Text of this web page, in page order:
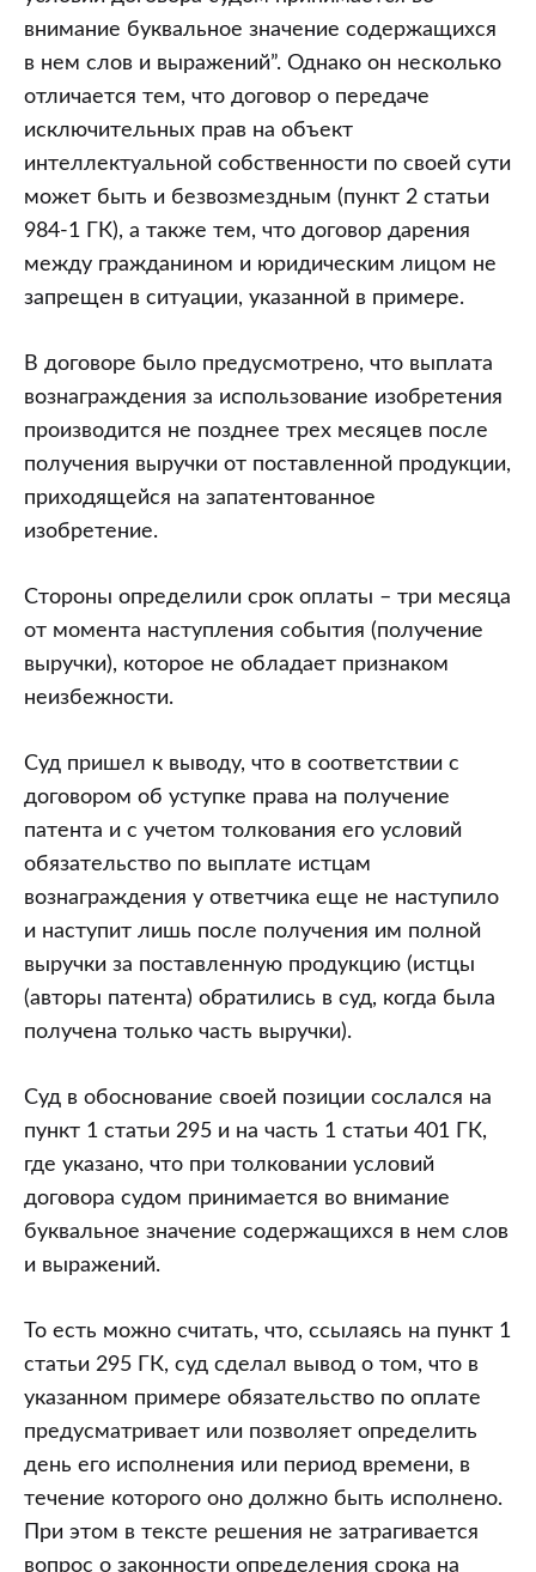
внимание буквальное значение содержащихся
в нем слов и выражений”. Однако он несколько
отличается тем, что договор о передаче
исключительных прав на объект
интеллектуальной собственности по своей сути
может быть и безвозмездным (пункт 2 статьи
984-1 ГК), а также тем, что договор дарения
между гражданином и юридическим лицом не
запрещен в ситуации, указанной в примере.
В договоре было предусмотрено, что выплата
вознаграждения за использование изобретения
производится не позднее трех месяцев после
получения выручки от поставленной продукции,
приходящейся на запатентованное
изобретение.
Стороны определили срок оплаты – три месяца
от момента наступления события (получение
выручки), которое не обладает признаком
неизбежности.
Суд пришел к выводу, что в соответствии с
договором об уступке права на получение
патента и с учетом толкования его условий
обязательство по выплате истцам
вознаграждения у ответчика еще не наступило
и наступит лишь после получения им полной
выручки за поставленную продукцию (истцы
(авторы патента) обратились в суд, когда была
получена только часть выручки).
Суд в обоснование своей позиции сослался на
пункт 1 статьи 295 и на часть 1 статьи 401 ГК,
где указано, что при толковании условий
договора судом принимается во внимание
буквальное значение содержащихся в нем слов
и выражений.
То есть можно считать, что, ссылаясь на пункт 1
статьи 295 ГК, суд сделал вывод о том, что в
указанном примере обязательство по оплате
предусматривает или позволяет определить
день его исполнения или период времени, в
течение которого оно должно быть исполнено.
При этом в тексте решения не затрагивается
вопрос о законности определения срока на